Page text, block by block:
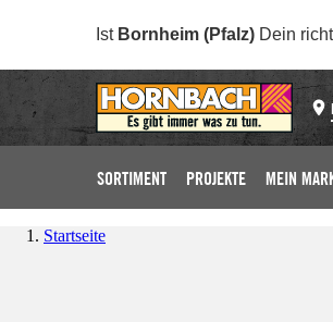
Ist Bornheim (Pfalz) Dein
SORTIMENT PROJEKTE MEIN
Startseite